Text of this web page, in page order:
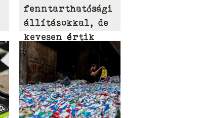
fenntarthatósági
állításokkal, de
kevesen értik
azokat